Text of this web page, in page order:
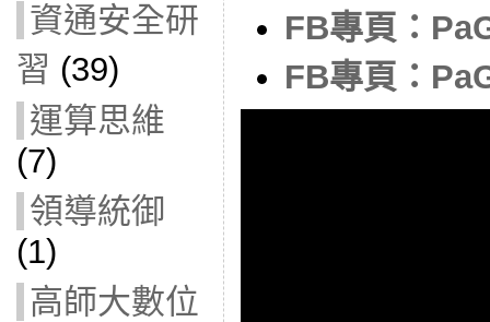
資通安全研
習 (39)
運算思維
(7)
領導統御
(1)
高師大數位
FB專頁：
FB專頁：